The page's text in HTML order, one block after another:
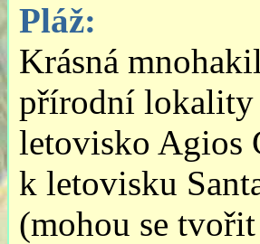
Pláž:
Krásná
přírodní lokality
letovisko Agios
k letovisku
(mohou se